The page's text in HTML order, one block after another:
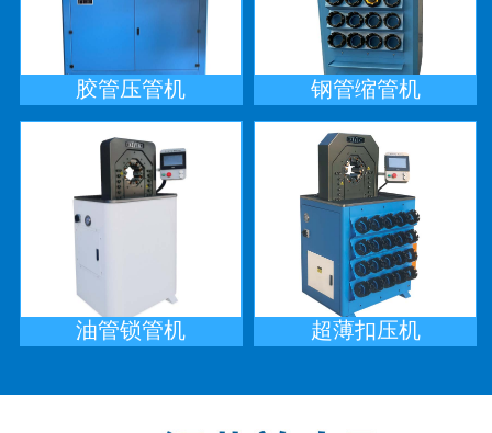
胶管压管机 钢管缩管机
油管锁管机 超薄扣压机